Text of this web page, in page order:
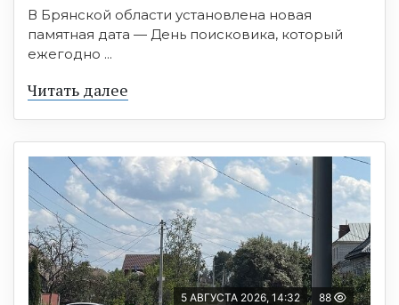
В Брянской области установлена новая
памятная дата — День поисковика, который
ежегодно ...
Читать далее
5 АВГУСТА 2026, 14:32 88